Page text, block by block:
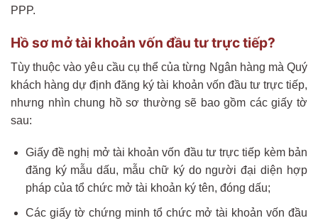
PPP.
Hồ sơ mở tài khoản vốn đầu tư trực tiếp?
Tùy thuộc vào yêu cầu cụ thể của từng Ngân hàng mà Quý
khách hàng dự định đăng ký tài khoản vốn đầu tư trực tiếp,
nhưng nhìn chung hồ sơ thường sẽ bao gồm các giấy tờ
sau:
Giấy đề nghị mở tài khoản vốn đầu tư trực tiếp kèm bản
đăng ký mẫu dấu, mẫu chữ ký do người đại diện hợp
pháp của tổ chức mở tài khoản ký tên, đóng dấu;
Các giấy tờ chứng minh tổ chức mở tài khoản vốn đầu